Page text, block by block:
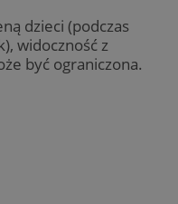
dzieci (podczas
widoczność z
być ograniczona.